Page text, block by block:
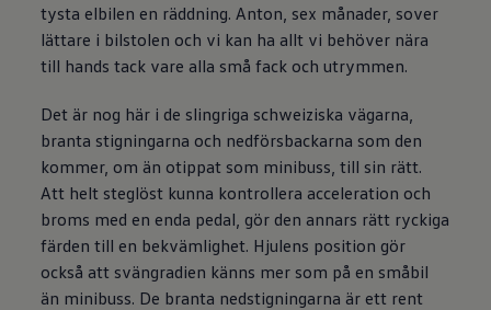
tysta elbilen en räddning. Anton, sex månader, sover
lättare i bilstolen och vi kan ha allt vi behöver nära
till hands tack vare alla små fack och utrymmen.
Det är nog här i de slingriga schweiziska vägarna,
branta stigningarna och nedförsbackarna som den
kommer, om än otippat som minibuss, till sin rätt.
Att helt steglöst kunna kontrollera acceleration och
broms med en enda pedal, gör den annars rätt ryckiga
färden till en bekvämlighet. Hjulens position gör
också att svängradien känns mer som på en småbil
än minibuss. De branta nedstigningarna är ett rent